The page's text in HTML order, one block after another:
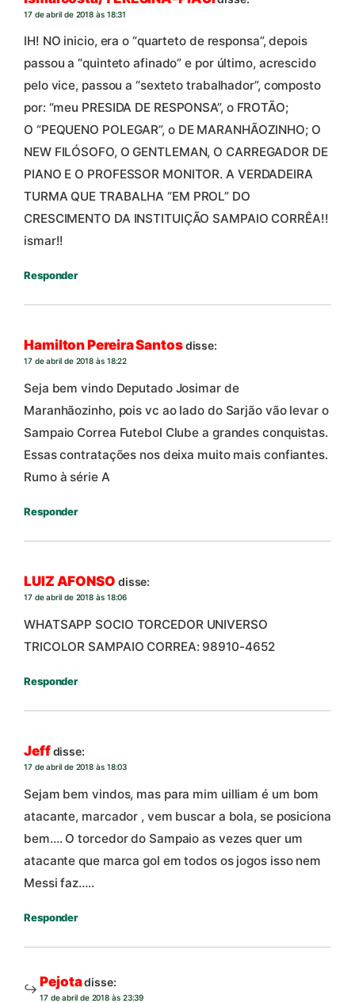
17 de abril de 2018 às 18:31
IH! NO inicio, era o “quarteto de responsa”, depois
passou a “quinteto afinado” e por último, acrescido
pelo vice, passou a “sexteto trabalhador”, composto
por: “meu PRESIDA DE RESPONSA”, o FROTÃO;
O “PEQUENO POLEGAR”, o DE MARANHÃOZINHO; O
NEW FILÓSOFO, O GENTLEMAN, O CARREGADOR DE
PIANO E O PROFESSOR MONITOR. A VERDADEIRA
TURMA QUE TRABALHA “EM PROL” DO
CRESCIMENTO DA INSTITUIÇÃO SAMPAIO CORRÊA!!
ismar!!
Responder
Hamilton Pereira Santosdisse:
17 de abril de 2018 às 18:22
Seja bem vindo Deputado Josimar de
Maranhãozinho, pois vc ao lado do Sarjão vão levar o
Sampaio Correa Futebol Clube a grandes conquistas.
Essas contratações nos deixa muito mais confiantes.
Rumo à série A
Responder
LUIZ AFONSO disse:
17 de abril de 2018 às 18:06
WHATSAPP SOCIO TORCEDOR UNIVERSO
TRICOLOR SAMPAIO CORREA: 98910-4652
Responder
Jeffdisse:
17 de abril de 2018 às 18:03
Sejam bem vindos, mas para mim uilliam é um bom
atacante, marcador , vem buscar a bola, se posiciona
bem…. O torcedor do Sampaio as vezes quer um
atacante que marca gol em todos os jogos isso nem
Messi faz…..
Responder
Pejotadisse:
17 de abril de 2018 às 23:39